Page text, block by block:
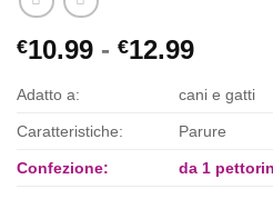
€10.99 - €12.99Fascia
prezzo:
da
€10.99
a
Adatto a: cani e gatti
Caratteristiche: Parure
Confezione: da 1